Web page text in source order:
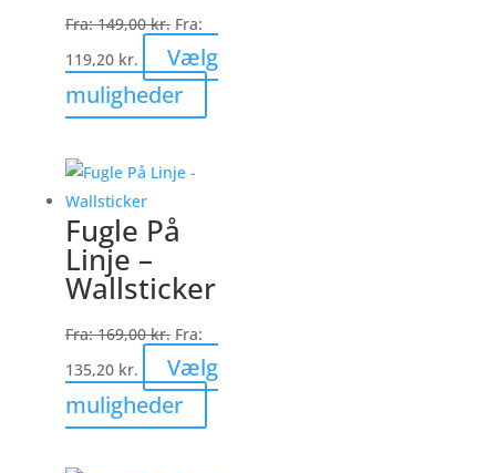
vælges
på
Fra:149,00kr. Fra:
119,20 kr.
Vælg
muligheder
vare
vælges
varesiden
Fugle På
Linje –
Wallsticker
Fra:169,00kr. Fra:
135,20 kr.
Vælg
muligheder
vare